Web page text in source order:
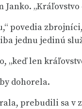
Janko.
povedia
jednu jedinú
„keď len
dohorela.
prebudili sa